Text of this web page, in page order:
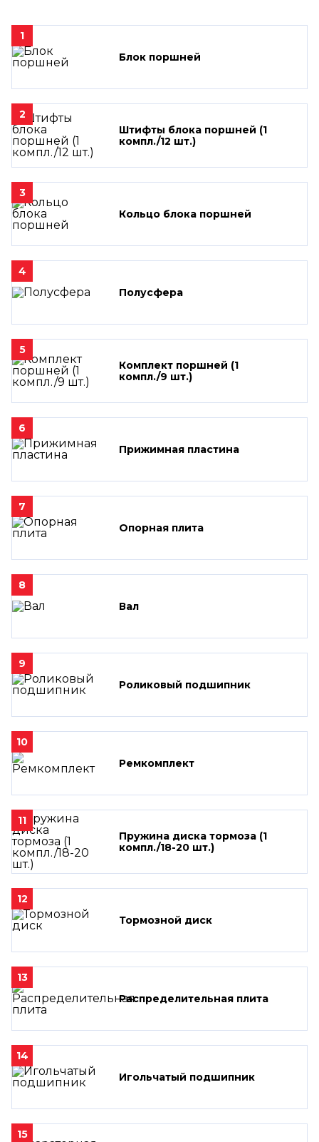
1
Блок поршней
2
Штифты блока поршней (1
компл./12 шт.)
3
Кольцо блока поршней
4
Полусфера
5
Комплект поршней (1
компл./9 шт.)
6
Прижимная пластина
7
Опорная плита
8
Вал
9
Роликовый подшипник
10
Ремкомплект
11
Пружина диска тормоза (1
компл./18-20 шт.)
12
Тормозной диск
13
Распределительная плита
14
Игольчатый подшипник
15